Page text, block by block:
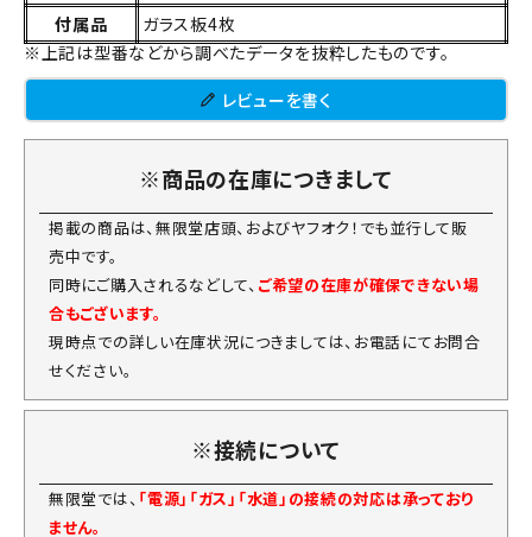
付属品
ガラス板4枚
※上記は型番などから調べたデータを抜粋したものです。
レビューを書く
※商品の在庫につきまして
掲載の商品は、無限堂店頭、およびヤフオク！でも並行して販
売中です。
同時にご購入されるなどして、 ご希望の在庫が確保できない場
合もございます。
現時点での詳しい在庫状況につきましては、お電話にてお問合
せください。
※接続について
無限堂では、 「電源」「ガス」「水道」の接続の対応は承っており
ません。